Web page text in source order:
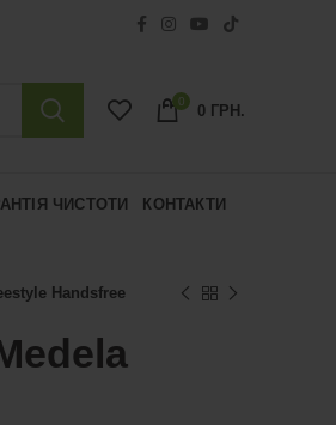
0 0 ГРН.
ЧИСТОТИ КОНТАКТИ
Handsfree